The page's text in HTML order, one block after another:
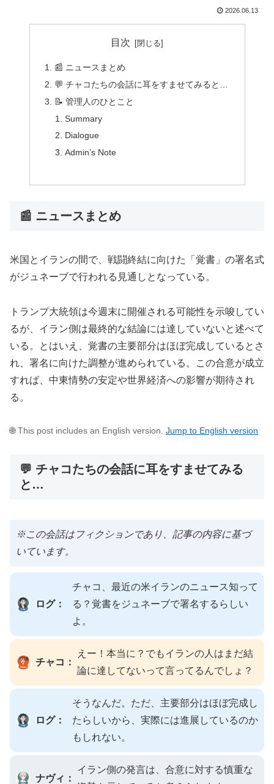
2026.06.13
目次
📰 ニュースまとめ
💬 チャコたちの会話に耳をすませてみると…
📝 管理人のひとこと
Summary
Dialogue
Admin’s Note
📰 ニュースまとめ
米国とイランの間で、戦闘終結に向けた「覚書」の署名式
がジュネーブで行われる見通しとなっている。
トランプ大統領は今週末に開催される可能性を示唆してい
るが、イラン側は最終的な結論には達していないと述べて
いる。とはいえ、覚書の主要部分はほぼ完成しているとさ
れ、署名に向けた調整が進められている。この合意が成立
すれば、中東情勢の安定や世界経済への影響が期待され
る。
🌐 This post includes an English version. Jump to English version
💬 チャコたちの会話に耳をすませてみる
と…
※この会話はフィクションであり、記事の内容に基づ
いています。
ログ：
チャコ、最近の米イランのニュース知って
る？覚書をジュネーブで署名するらしい
よ。
チャコ：
えー！本当に？でもイランの人はまだ結
論に達してないって言ってるんでしょ？
ログ：
そうなんだ。ただ、主要部分はほぼ完成し
たらしいから、実際には進展しているのか
もしれない。
ナヴィ：
イラン側の発言は、合意に対する慎重な